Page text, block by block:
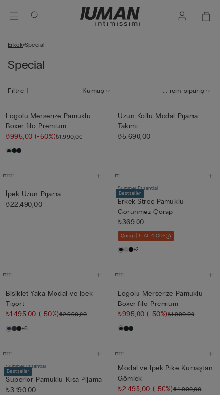
Erkek Special
Special
Filtre Kumaş ... için sipariş
Logolu Merserize Pamuklu
Boxer filo Premium
₺995,00(-50%)₺1.990,00
Uzun Kollu Modal Pijama
Takımı
₺5.690,00
İpek Uzun Pijama
₺22.490,00
Bestseller
Summer Essential
Erkek Streç Pamuklu
Görünmez Çorap
₺369,00
Çorap | 5 AL 4 ÖDE
+2
Bisiklet Yaka Modal ve İpek
Tişört
₺1.495,00 (-50%)₺2.990,00
+6
Logolu Merserize Pamuklu
Boxer filo Premium
₺995,00(-50%)₺1.990,00
Bestseller
Summer Essential
Superior Pamuklu Kısa Pijama
₺3.190,00
Modal ve İpek Pike Kumaştan
Gömlek
₺2.495,00 (-50%)₺4.990,00